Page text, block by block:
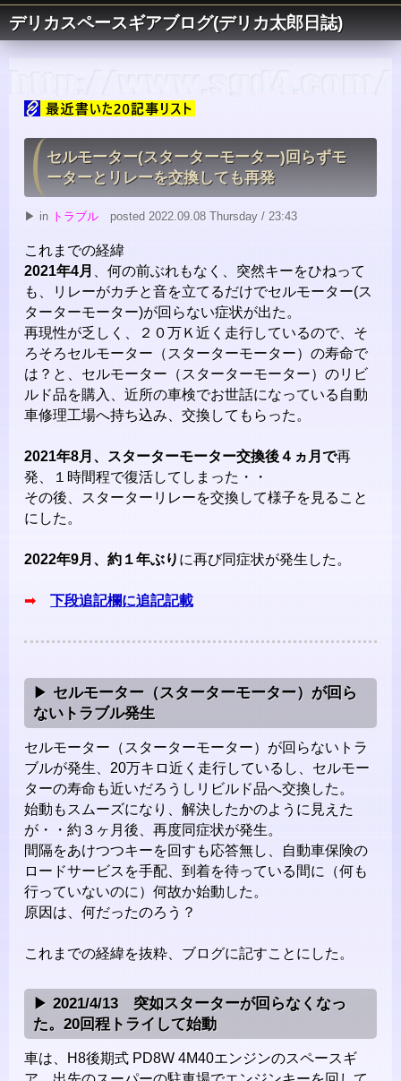
デリカスペースギアブログ(デリカ太郎日誌)
セルモーター(スターターモーター)回らずモ
ーターとリレーを交換しても再発
▶ in トラブル posted 2022.09.08 Thursday / 23:43
これまでの経緯
2021年4月 、何の前ぶれもなく、突然キーをひねって
も、リレーがカチと音を立てるだけでセルモーター(ス
ターターモーター)が回らない症状が出た。
再現性が乏しく、２０万Ｋ近く走行しているので、そ
ろそろセルモーター（スターターモーター）の寿命で
は？と、セルモーター（スターターモーター）のリビ
ルド品を購入、近所の車検でお世話になっている自動
車修理工場へ持ち込み、交換してもらった。
2021年8月、スターターモーター交換後４ヵ月で再
発、１時間程で復活してしまった・・
その後、スターターリレーを交換して様子を見ること
にした。
2022年9月、約１年ぶり に再び同症状が発生した。
➡ 下段追記欄に追記記載
セルモーター（スターターモーター）が回ら
ないトラブル発生
セルモーター（スターターモーター）が回らないトラ
ブルが発生、20万キロ近く走行しているし、セルモー
ターの寿命も近いだろうしリビルド品へ交換した。
始動もスムーズになり、解決したかのように見えた
が・・約３ヶ月後、再度同症状が発生。
間隔をあけつつキーを回すも応答無し、自動車保険の
ロードサービスを手配、到着を待っている間に（何も
行っていないのに）何故か始動した。
原因は、何だったのろう？
これまでの経緯を抜粋、ブログに記すことにした。
2021/4/13 突如スターターが回らなくなっ
た。20回程トライして始動
車は、H8後期式 PD8W 4M40エンジンのスペースギ